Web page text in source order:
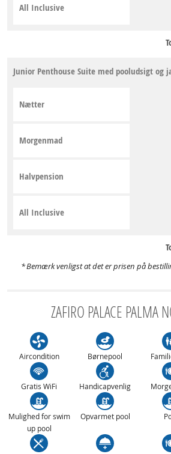
All Inclusive
Junior Penthouse Suite med pooludsigt og
Nætter
Morgenmad
Halvpension
All Inclusive
Bemærk venligst at det er prisen på
ZAFIRO PALACE PALMA
Aircondition Børnepool
Gratis WiFi Handicapvenlig
Mulighed for swim
up pool
Opvarmet pool